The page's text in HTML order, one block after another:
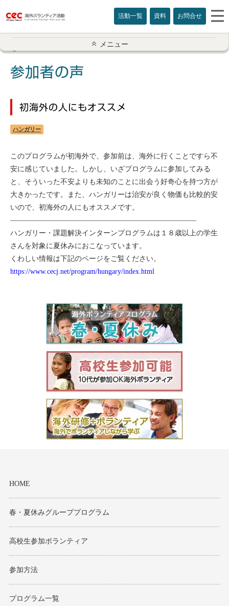
活動一覧 資料 お問合せ
アメリカ
カナダ
カンボジア
スリランカ
セブ
タイ
中国/海南島
ニュージーランド
ネパール
ベトナム
ギリシャ
メニュー
参加者の声
初海外の人にもオススメ
ハンガリー
このプログラムが初海外で、参加前は、海外に行くことですら不
安に感じていました。しかし、いざプログラムに参加してみる
と、そういった不安よりも未知のことに出会う好奇心を持つ方が
大きかったです。また、ハンガリーは治安が良く物価も比較的安
いので、初海外の人にもオススメです。
——————————————————————————
ハンガリー・課題解決インターンプログラムは１８歳以上の学生
さんを対象に夏休みにおこなっています。
くわしい情報は下記のページをご覧ください。
https://www.cecj.net/program/hungary/index.html
HOME
春・夏休みグループプログラム
高校生参加ボランティア
参加方法
プログラム一覧